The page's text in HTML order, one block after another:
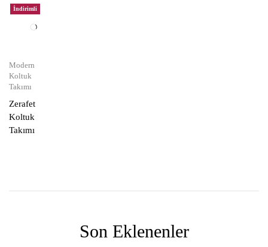
İndirimli
Modern
Koltuk
Takımı
Zerafet
Koltuk
Takımı
Son Eklenenler